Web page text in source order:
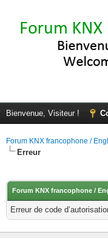
Bienvenue, Visiteur !
Forum KNX francophone /
Erreur
Forum KNX francophone /
Erreur de code